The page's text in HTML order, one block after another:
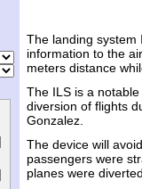
The landing system
information to the
meters distance
The ILS is a
diversion of flights
Gonzalez.
The device will
passengers were
planes were